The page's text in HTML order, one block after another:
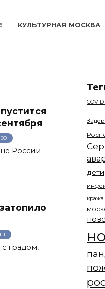
КУЛЬТУРНАЯ МОСКВА
России
градом,
дети
кража